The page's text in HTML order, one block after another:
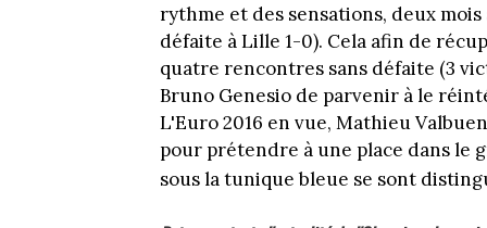
rythme et des sensations, deux
défaite à Lille 1-0). Cela afin de
quatre rencontres sans défaite (3
Bruno Genesio de parvenir à le
L'Euro 2016 en vue, Mathieu
pour prétendre à une place dans le
sous la tunique bleue se sont